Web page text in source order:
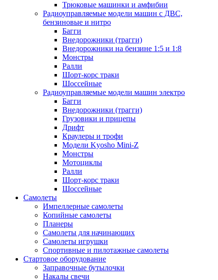
Трюковые машинки и амфибии
Радиоуправляемые модели машин с ДВС,
бензиновые и нитро
Багги
Внедорожники (трагги)
Внедорожники на бензине 1:5 и 1:8
Монстры
Ралли
Шорт-корс траки
Шоссейные
Радиоуправляемые модели машин электро
Багги
Внедорожники (трагги)
Грузовики и прицепы
Дрифт
Краулеры и трофи
Модели Kyosho Mini-Z
Монстры
Мотоциклы
Ралли
Шорт-корс траки
Шоссейные
Самолеты
Импеллерные самолеты
Копийные самолеты
Планеры
Самолеты для начинающих
Самолеты игрушки
Спортивные и пилотажные самолеты
Стартовое оборудование
Заправочные бутылочки
Накалы свечи